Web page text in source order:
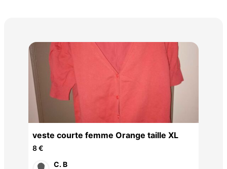
veste courte femme Orange taille XL
8 €
C. B